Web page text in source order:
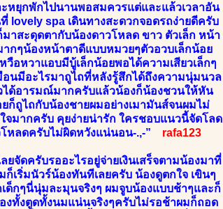
หยุกพักไปนานพอสมควรแต่และแล้วเวลาอัน
lovely spa เดินทางสะดวกจอดรถง่ายดีครับ
าสะดุดตากับน้องดาวโหลด ขาว ตัวเล็ก หน้า
ากๆน้องหน้าตาดีแบบหมวยๆตัวอวบเล็กน้อย
อหวาแอบมีบู้เล็กน้อยพอได้ความเสียวเล็กๆ
นมีอะไรมาถูไถที่หลังรู้สึกได้ถึงความนุ่มนวล
ได้อารมณ์มากครับแล้วน้องก็น้องชวนให้หัน
ถูไถกับน้องชายผมอย่างเมามันส์จนผมไม่
จมากครับ คุยง่ายน่ารัก ใครชอบแนวนี้จัดโลด
หลดครับไม่ผิดหวังแน่นอน-.,-”
rafa123
จัดครับรออะไรอยู่จ่ายเงินเสร็จตามน้องมาที่
เริ่มนัวร์น้องทันทีเลยครับ น้องดูตกใจ เขินๆ
ด็กๆนี่นุ่มละมุนจริงๆ ผมจูบน้องแบบช้าๆและก็
ทั้งตูดทั้งนมแน่นจริงๆครับไม่รอช้าผมก็ถอด